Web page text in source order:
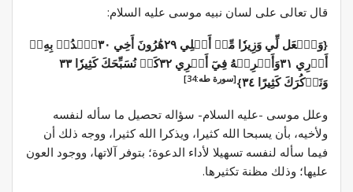
قال تعالى على لسان نبيه موسى عليه السلام:
{وَٱجۡعَل لِّي وَزِيرٗا مِّنۡ أَهۡلِي ٢٩هَٰرُونَ أَخِي ٣٠ٱشۡدُدۡ بِهِۦٓ
أَزۡرِي ٣١وَأَشۡرِكۡهُ فِيٓ أَمۡرِي ٣٢كَيۡ نُسَبِّحَكَ كَثِيرٗا ٣٣
وَنَذۡكُرَكَ كَثِيرًا ٣٤}
[سورة طه:34]
وعلل موسى -عليه السلام- سؤاله تحصيل ما سأله لنفسه
ولأخيه، بأن يسبحا الله كثيرا، ويذكرا الله كثيرا، ووجه ذلك أن
فيما سأله لنفسه تسهيلا لأداء الدعوة؛ بتوفر آلاتها، ووجود العون
عليها؛ وذلك مظنة تكثيرها.